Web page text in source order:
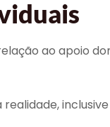
ao apoio